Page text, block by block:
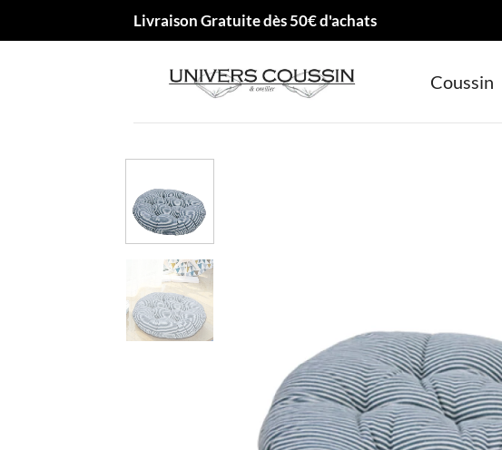
Livraison Gratuite dès 50€ d'achats
Coussin